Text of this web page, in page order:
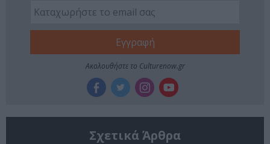
Ακολουθήστε το Culturenow.gr
Σχετικά Άρθρα